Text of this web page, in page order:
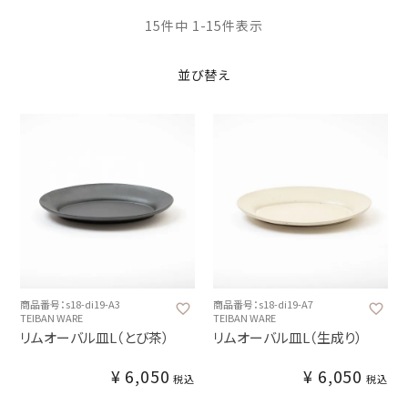
並び替え
15件中 1 -15件表示
商品番号：s18-di19-A3
TEIBAN WARE
リムオーバル皿L（とび茶）
¥ 6,050 税込
商品番号：s18-di19-A7
TEIBAN WARE
リムオーバル皿L（生成り）
¥ 6,050 税込